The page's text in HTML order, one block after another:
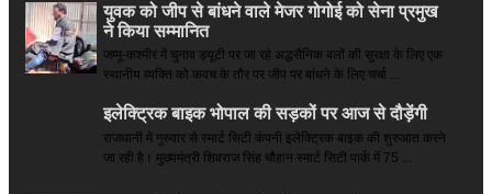
युवक को जीप से बांधने वाले मेजर गोगोई को सेना प्रमुख
ने किया सम्‍मानित
जम्मू-कश्मीर में चुनाव ड्यूटी पर जा रहे अद्धसैनिक बलों की सुरक्षा के लिए एक
स्थानीय व्यक्ति को कवच के तौर पर जीप पर बांधने के लिए चर्चा ...
इलेक्ट्रिक बाइक भोपाल की सड़कों पर आज से दौड़ेंगी
राजधानी में गुरुवार से स्मार्ट सिटी कंपनी इलेक्ट्रिक बाइक की शुरुआत करने
जा रही है। मुख्यमंत्री शिवराज सिंह चौहान स्मार्ट सिटी पार्क में 75 ...